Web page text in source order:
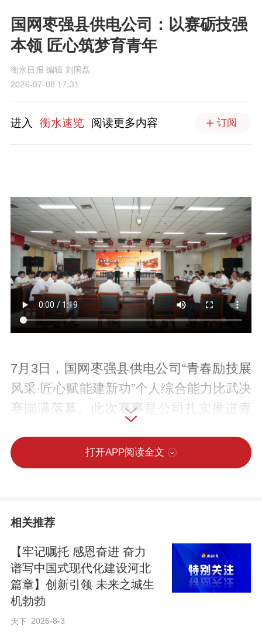
国网枣强县供电公司：以赛砺技强
本领 匠心筑梦育青年
衡水日报 编辑 刘国磊
2026-07-08 17:31
进入 衡水速览 阅读更多内容 订阅
7月3日，国网枣强县供电公司“青春励技展
风采·匠心赋能建新功”个人综合能力比武决
赛圆满落幕。此次赛事是公司扎实推进青
验青年员工综合素养，搭建展示自我、互
学互鉴的成长平台，进一步夯实人才梯队
赛事自启动以来，共吸引27名青年员工踊
跃报名同台竞技。赛程设置严谨规范，分
初赛、决赛两个阶段，采用“个人综合风采
展示+现场评委提问”的考核形式。经多轮
激烈角逐和综合评审，最终评出一等奖1
名、二等奖2名、三等奖3名及优秀奖4名。
打开APP阅读全文
相关推荐
【牢记嘱托 感恩奋进 奋力
谱写中国式现代化建设河北
篇章】创新引领 未来之城生
机勃勃
天下 2026-8-3